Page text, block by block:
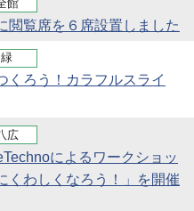
館
閲覧席を６席設置しました
緑
くろう！カラフルスライ
広
によるワークショッ
くわしくなろう！」を開催